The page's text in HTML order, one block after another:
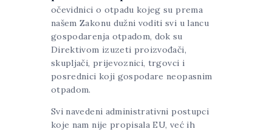
očevidnici o otpadu kojeg su prema
našem Zakonu dužni voditi svi u lancu
gospodarenja otpadom, dok su
Direktivom izuzeti proizvođači,
skupljači, prijevoznici, trgovci i
posrednici koji gospodare neopasnim
otpadom.
Svi navedeni administrativni postupci
koje nam nije propisala EU, već ih